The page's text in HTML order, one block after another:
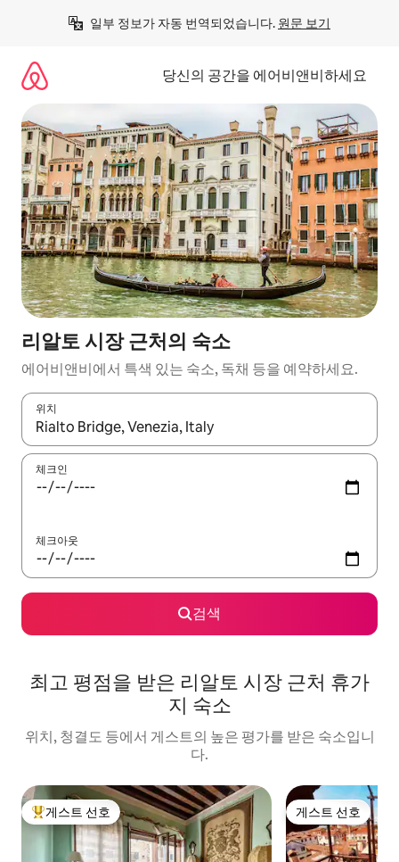
일부 정보가 자동 번역되었습니다. 원문 보기
당신의 공간을 에어비앤비하세요
리알토 시장 근처의 숙소
에어비앤비에서 특색 있는 숙소, 독채 등을 예약하세요.
위치
결과가 나오면 위·아래 화살표 키를 사용하거나 터치 또는 스와이
체크인
체크아웃
검색
최고 평점을 받은 리알토 시장 근처 휴가
지 숙소
위치, 청결도 등에서 게스트의 높은 평가를 받은 숙소입니
다.
상위 게스트 선호
게스트 선호 게스트 선호
게스트 선호